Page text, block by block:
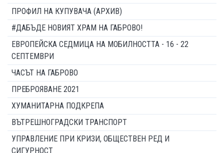
ПРОФИЛ НА КУПУВАЧА (АРХИВ)
#ДАБЪДЕ НОВИЯТ ХРАМ НА ГАБРОВО!
ЕВРОПЕЙСКА СЕДМИЦА НА МОБИЛНОСТТА - 16 - 22
СЕПТЕМВРИ
ЧАСЪТ НА ГАБРОВО
ПРЕБРОЯВАНЕ 2021
ХУМАНИТАРНА ПОДКРЕПА
ВЪТРЕШНОГРАДСКИ ТРАНСПОРТ
УПРАВЛЕНИЕ ПРИ КРИЗИ, ОБЩЕСТВЕН РЕД И
СИГУРНОСТ